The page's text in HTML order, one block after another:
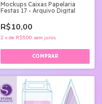
Mockups Caixas Papelaria
Festas 17 - Arquivo Digital
R$10,00
2 x de R$5,00 sem juros